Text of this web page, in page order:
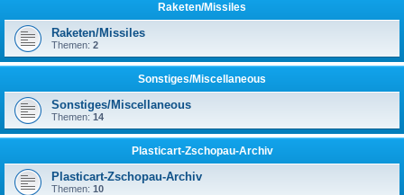
Raketen/Missiles
Raketen/Missiles
Themen: 2
Sonstiges/Miscellaneous
Sonstiges/Miscellaneous
Themen: 14
Plasticart-Zschopau-Archiv
Plasticart-Zschopau-Archiv
Themen: 10